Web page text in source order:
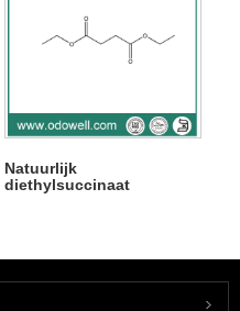
Natuurlijk
diethylsuccinaat